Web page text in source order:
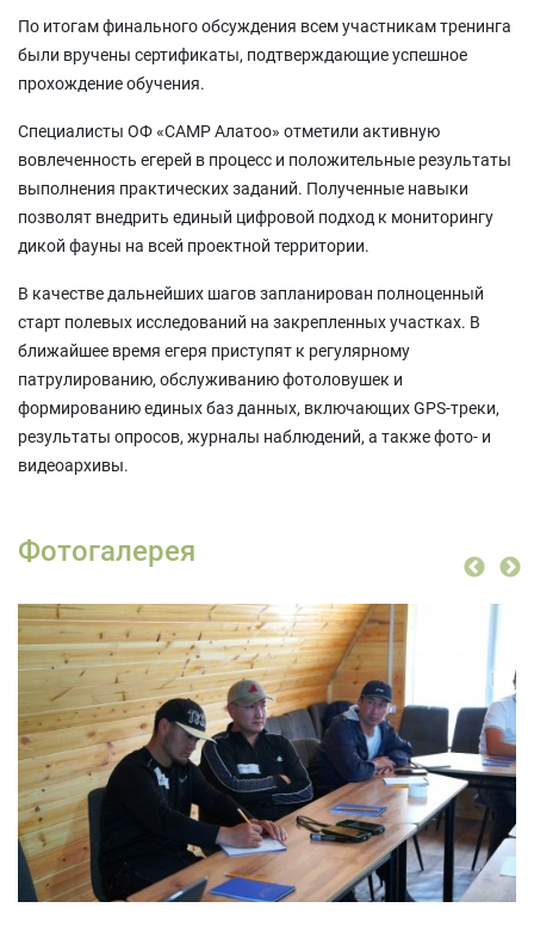
По итогам финального обсуждения всем участникам тренинга
были вручены сертификаты, подтверждающие успешное
прохождение обучения.
Специалисты ОФ «САМР Алатоо» отметили активную
вовлеченность егерей в процесс и положительные результаты
выполнения практических заданий. Полученные навыки
позволят внедрить единый цифровой подход к мониторингу
дикой фауны на всей проектной территории.
В качестве дальнейших шагов запланирован полноценный
старт полевых исследований на закрепленных участках. В
ближайшее время егеря приступят к регулярному
патрулированию, обслуживанию фотоловушек и
формированию единых баз данных, включающих GPS-треки,
результаты опросов, журналы наблюдений, а также фото- и
видеоархивы.
Фотогалерея